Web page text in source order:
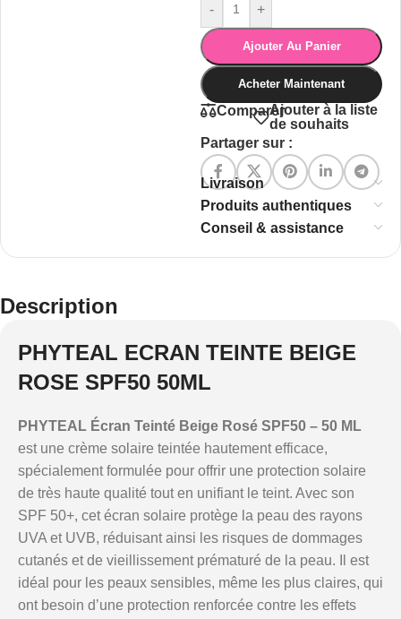
- +
Ajouter Au Panier
Acheter Maintenant
ComparerAjouter à la liste
de souhaits
Partager sur :
Livraison
Produits authentiques
Conseil & assistance
Description
PHYTEAL ECRAN TEINTE BEIGE
ROSE SPF50 50ML
PHYTEAL Écran Teinté Beige Rosé SPF50 – 50 ML
est une crème solaire teintée hautement efficace,
spécialement formulée pour offrir une protection solaire
de très haute qualité tout en unifiant le teint. Avec son
SPF 50+, cet écran solaire protège la peau des rayons
UVA et UVB, réduisant ainsi les risques de dommages
cutanés et de vieillissement prématuré de la peau. Il est
idéal pour les peaux sensibles, même les plus claires, qui
ont besoin d’une protection renforcée contre les effets